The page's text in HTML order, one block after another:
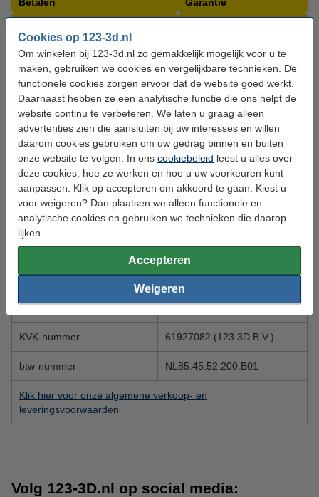
Cookies op 123-3d.nl
Om winkelen bij 123-3d.nl zo gemakkelijk mogelijk voor u te
maken, gebruiken we cookies en vergelijkbare technieken. De
functionele cookies zorgen ervoor dat de website goed werkt.
Daarnaast hebben ze een analytische functie die ons helpt de
website continu te verbeteren. We laten u graag alleen
advertenties zien die aansluiten bij uw interesses en willen
daarom cookies gebruiken om uw gedrag binnen en buiten
onze website te volgen. In ons cookiebeleid leest u alles over
deze cookies, hoe ze werken en hoe u uw voorkeuren kunt
aanpassen. Klik op accepteren om akkoord te gaan. Kiest u
voor weigeren? Dan plaatsen we alleen functionele en
analytische cookies en gebruiken we technieken die daarop
lijken.
Accepteren
Weigeren
Bestellen vanuit België
Algemene bedrijfsgegevens:
Postadres
123-3D.nl
Koningsbeltweg 52
1329AK Almere
Nederland
Telefoonnummer 0294-787127
E-mailadres algemeen info@123-3D.nl
E-mailadres administratief administratie@123-3D.nl
IBAN Rekeningnummer NL59 RABO 0304 5152 64
KVK-nummer 61927082 (123 3D B.V.)
btw-nummer NL85.45.52.200.B01
Klik hier voor onze algemene verkoop- en
leveringsvoorwaarden
Volg 123-3D.nl op social media: